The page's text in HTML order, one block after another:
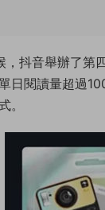
，抖音舉辦了第
日閱讀量超過
。